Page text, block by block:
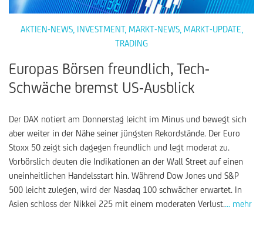
AKTIEN-NEWS, INVESTMENT, MARKT-NEWS, MARKT-UPDATE
TRADING
Europas Börsen freundlich, Tech-
Schwäche bremst US-Ausblick
Der DAX notiert am Donnerstag leicht im Minus und bewegt sich
aber weiter in der Nähe seiner jüngsten Rekordstände. Der Euro
Stoxx 50 zeigt sich dagegen freundlich und legt moderat zu.
Vorbörslich deuten die Indikationen an der Wall Street auf einen
uneinheitlichen Handelsstart hin. Während Dow Jones und S&P
500 leicht zulegen, wird der Nasdaq 100 schwächer erwartet. In
Asien schloss der Nikkei 225 mit einem moderaten Verlust.... mehr